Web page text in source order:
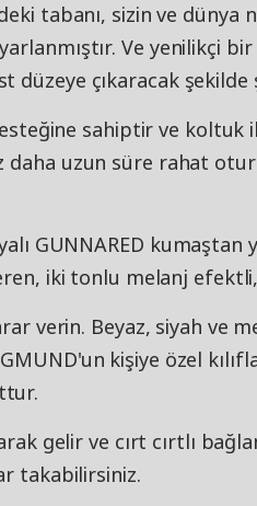
tabanı, sizin ve dünya
Ve yenilikçi
düzeye çıkaracak
sahiptir ve koltuk
daha uzun süre rahat
GUNNARED kumaştan
iki tonlu melanj efektli,
verin. Beyaz, siyah ve
kişiye özel
gelir ve cırt cırtlı
takabilirsiniz.